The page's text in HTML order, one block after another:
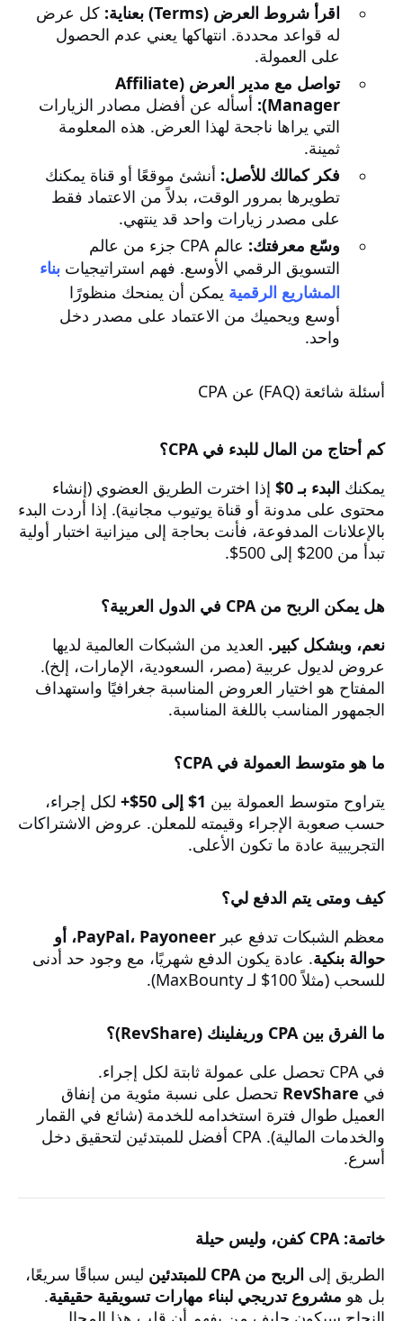
اقرأ شروط العرض (Terms) بعناية:
كل عرض
له قواعد محددة. انتهاكها يعني عدم الحصول
على العمولة.
تواصل مع مدير العرض (Affiliate
Manager):
أسأله عن أفضل مصادر الزيارات
التي يراها ناجحة لهذا العرض. هذه المعلومة
ثمينة.
فكر كمالك للأصل: أنشئ موقعًا أو قناة يمكنك
تطويرها بمرور الوقت، بدلاً من الاعتماد فقط
على مصدر زيارات واحد قد ينتهي.
وسّع معرفتك:
عالم CPA جزء من عالم
التسويق الرقمي الأوسع. فهم استراتيجيات بناء
المشاريع الرقمية يمكن أن يمنحك منظورًا
أوسع ويحميك من الاعتماد على مصدر دخل
واحد.
أسئلة شائعة (FAQ) عن CPA
كم أحتاج من المال للبدء في CPA؟
يمكنك البدء بـ 0$
إذا اخترت الطريق العضوي (إنشاء
محتوى على مدونة أو قناة يوتيوب مجانية). إذا أردت البدء
بالإعلانات المدفوعة، فأنت بحاجة إلى ميزانية اختبار أولية
تبدأ من 200$ إلى 500$.
هل يمكن الربح من CPA في الدول العربية؟
نعم، وبشكل كبير. العديد من الشبكات العالمية لديها
عروض لديول عربية (مصر، السعودية، الإمارات، إلخ).
المفتاح هو اختيار العروض المناسبة جغرافيًا واستهداف
الجمهور المناسب باللغة المناسبة.
ما هو متوسط العمولة في CPA؟
يتراوح متوسط العمولة بين 1$ إلى 50$+
لكل إجراء،
حسب صعوبة الإجراء وقيمته للمعلن. عروض الاشتراكات
التجريبية عادة ما تكون الأعلى.
كيف ومتى يتم الدفع لي؟
معظم الشبكات تدفع عبر
PayPal، Payoneer، أو
حوالة بنكية. عادة يكون الدفع شهريًا، مع وجود حد أدنى
للسحب (مثلاً 100$ لـ MaxBounty).
ما الفرق بين CPA وريفلينك (RevShare)؟
في CPA تحصل على عمولة ثابتة لكل إجراء.
في RevShare تحصل على نسبة مئوية من إنفاق
العميل طوال فترة استخدامه للخدمة (شائع في القمار
والخدمات المالية). CPA أفضل للمبتدئين لتحقيق دخل
أسرع.
خاتمة: CPA كفن، وليس حيلة
الطريق إلى الربح من CPA للمبتدئين
ليس سباقًا سريعًا،
بل هو مشروع تدريجي لبناء مهارات تسويقية حقيقية.